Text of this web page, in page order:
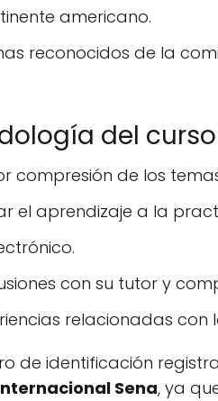
americano.
reconocidos de la
del curso
compresión de los
el aprendizaje a la
con su tutor y
relacionadas con
de identificación
Sena, ya